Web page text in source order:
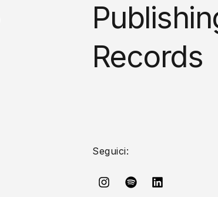
Records
Seguici: